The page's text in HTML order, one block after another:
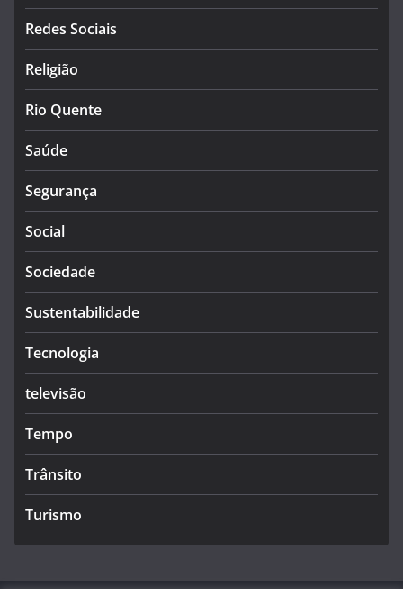
Redes Sociais
Religião
Rio Quente
Saúde
Segurança
Social
Sociedade
Sustentabilidade
Tecnologia
televisão
Tempo
Trânsito
Turismo